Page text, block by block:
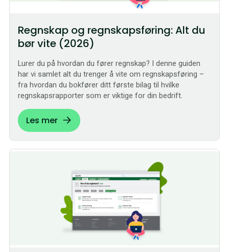
Regnskap og regnskapsføring: Alt du
bør vite (2026)
Lurer du på hvordan du fører regnskap? I denne guiden
har vi samlet alt du trenger å vite om regnskapsføring –
fra hvordan du bokfører ditt første bilag til hvilke
regnskapsrapporter som er viktige for din bedrift.
Les mer